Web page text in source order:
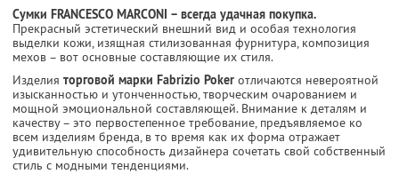
Сумки FRANCESCO MARCONI – всегда удачная покупка.
Прекрасный эстетический внешний вид и особая технология
выделки кожи, изящная стилизованная фурнитура, композиция
мехов – вот основные составляющие их стиля.
Изделия торговой марки Fabrizio Poker отличаются невероятной
изысканностью и утонченностью, творческим очарованием и
мощной эмоциональной составляющей. Внимание к деталям и
качеству – это первостепенное требование, предъявляемое ко
всем изделиям бренда, в то время как их форма отражает
удивительную способность дизайнера сочетать свой собственный
стиль с модными тенденциями.